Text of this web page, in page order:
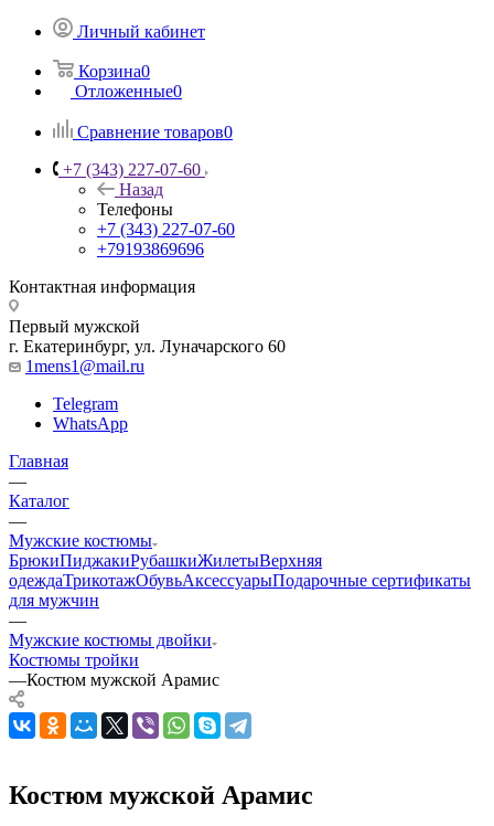
Личный кабинет
Корзина0
Отложенные0
Сравнение товаров0
+7 (343) 227-07-60
Назад
Телефоны
+7 (343) 227-07-60
+79193869696
Контактная информация
Первый мужской
г. Екатеринбург, ул. Луначарского 60
1mens1@mail.ru
Telegram
WhatsApp
Главная
—
Каталог
—
Мужские костюмы
БрюкиПиджакиРубашкиЖилетыВерхняя
одеждаТрикотажОбувьАксессуарыПодарочные сертификаты
для мужчин
—
Мужские костюмы двойки
Костюмы тройки
—Костюм мужской Арамис
Костюм мужской Арамис